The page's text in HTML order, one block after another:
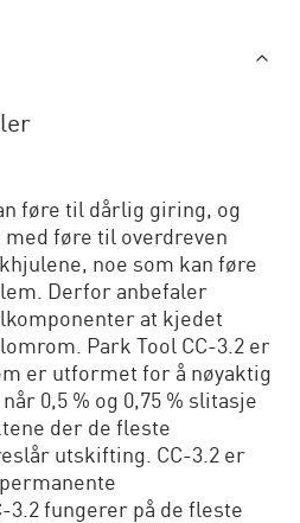
føre til dårlig giring, og
føre til overdreven
noe som kan føre
Derfor anbefaler
at kjedet
Park Tool CC-3.2 er
er utformet for å nøyaktig
0,5 % og 0,75 % slitasje
der de fleste
utskifting. CC-3.2 er
3.2 fungerer på de fleste